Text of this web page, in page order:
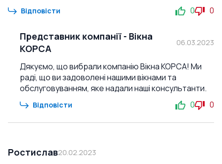
Відповісти 0 0
Представник компанії - Вікна
КОРСА
06.03.2023
Дякуємо, що вибрали компанію Вікна КОРСА! Ми
раді, що ви задоволені нашими вікнами та
обслуговуванням, яке надали наші консультанти.
Відповісти 0 0
Ростислав20.02.2023